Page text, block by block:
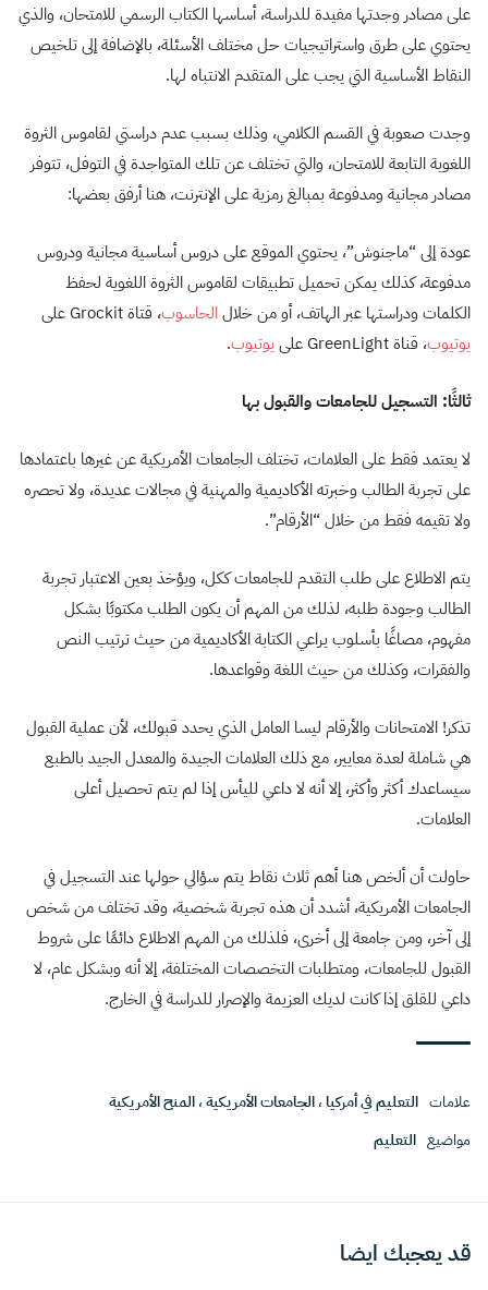
على مصادر وجدتها مفيدة للدراسة، أساسها الكتاب الرسمي للامتحان، والذي
يحتوي على طرق واستراتيجيات حل مختلف الأسئلة، بالإضافة إلى تلخيص
النقاط الأساسية التي يجب على المتقدم الانتباه لها.
وجدت صعوبة في القسم الكلامي، وذلك بسبب عدم دراستي لقاموس الثروة
اللغوية التابعة للامتحان، والتي تختلف عن تلك المتواجدة في التوفل، تتوفر
مصادر مجانية ومدفوعة بمبالغ رمزية على الإنترنت، هنا أرفق بعضها:
عودة إلى “ماجنوش”، يحتوي الموقع على دروس أساسية مجانية ودروس
مدفوعة، كذلك يمكن تحميل تطبيقات لقاموس الثروة اللغوية لحفظ
الكلمات ودراستها عبر الهاتف، أو من خلالالحاسوب، قتاة Grockit على
يوتيوب، قناة GreenLight على يوتيوب.
ثالثًا: التسجيل للجامعات والقبول بها
لا يعتمد فقط على العلامات، تختلف الجامعات الأمريكية عن غيرها باعتمادها
على تجربة الطالب وخبرته الأكاديمية والمهنية في مجالات عديدة، ولا تحصره
ولا تقيمه فقط من خلال “الأرقام”.
يتم الاطلاع على طلب التقدم للجامعات ككل، ويؤخذ بعين الاعتبار تجربة
الطالب وجودة طلبه، لذلك من المهم أن يكون الطلب مكتوبًا بشكل
مفهوم، مصاغًا بأسلوب يراعي الكتابة الأكاديمية من حيث ترتيب النص
والفقرات، وكذلك من حيث اللغة وقواعدها.
تذكر! الامتحانات والأرقام ليسا العامل الذي يحدد قبولك، لأن عملية القبول
هي شاملة لعدة معايير، مع ذلك العلامات الجيدة والمعدل الجيد بالطبع
سيساعدك أكثر وأكثر، إلا أنه لا داعي لليأس إذا لم يتم تحصيل أعلى
العلامات.
حاولت أن ألخص هنا أهم ثلاث نقاط يتم سؤالي حولها عند التسجيل في
الجامعات الأمريكية، أشدد أن هذه تجربة شخصية، وقد تختلف من شخص
إلى آخر، ومن جامعة إلى أخرى، فلذلك من المهم الاطلاع دائمًا على شروط
القبول للجامعات، ومتطلبات التخصصات المختلفة، إلا أنه وبشكل عام، لا
داعي للقلق إذا كانت لديك العزيمة والإصرار للدراسة في الخارج.
علامات التعليم في أمركيا،الجامعات الأمريكية،المنح الأمريكية
مواضيع التعليم
قد يعجبك ايضا